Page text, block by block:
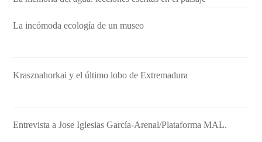
La incómoda ecología de un museo
Krasznahorkai y el último lobo de Extremadura
Entrevista a Jose Iglesias García-Arenal/Plataforma MAL.